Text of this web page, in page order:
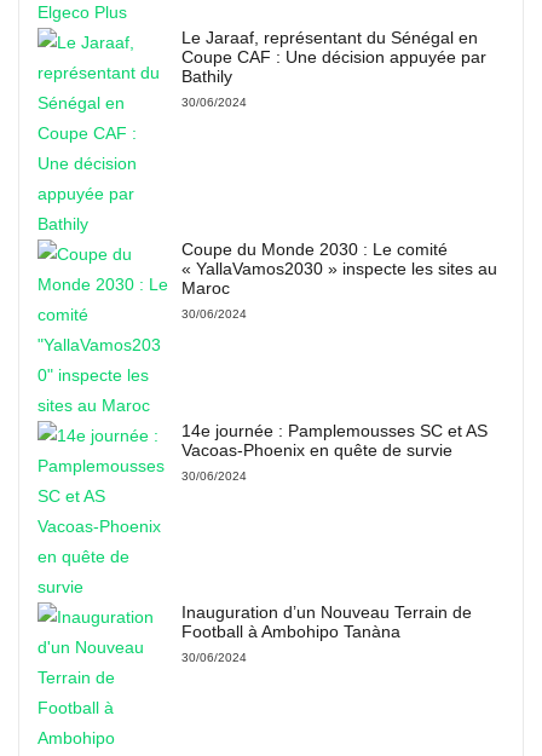
Le Jaraaf, représentant du Sénégal en
Coupe CAF : Une décision appuyée par
Bathily
30/06/2024
Coupe du Monde 2030 : Le comité
« YallaVamos2030 » inspecte les sites au
Maroc
30/06/2024
14e journée : Pamplemousses SC et AS
Vacoas-Phoenix en quête de survie
30/06/2024
Inauguration d’un Nouveau Terrain de
Football à Ambohipo Tanàna
30/06/2024